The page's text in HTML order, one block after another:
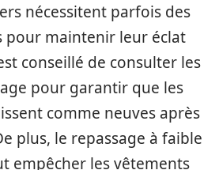
nécessitent parfois des
pour maintenir leur éclat
conseillé de consulter les
pour garantir que les
comme neuves après
plus, le repassage à faible
empêcher les vêtements